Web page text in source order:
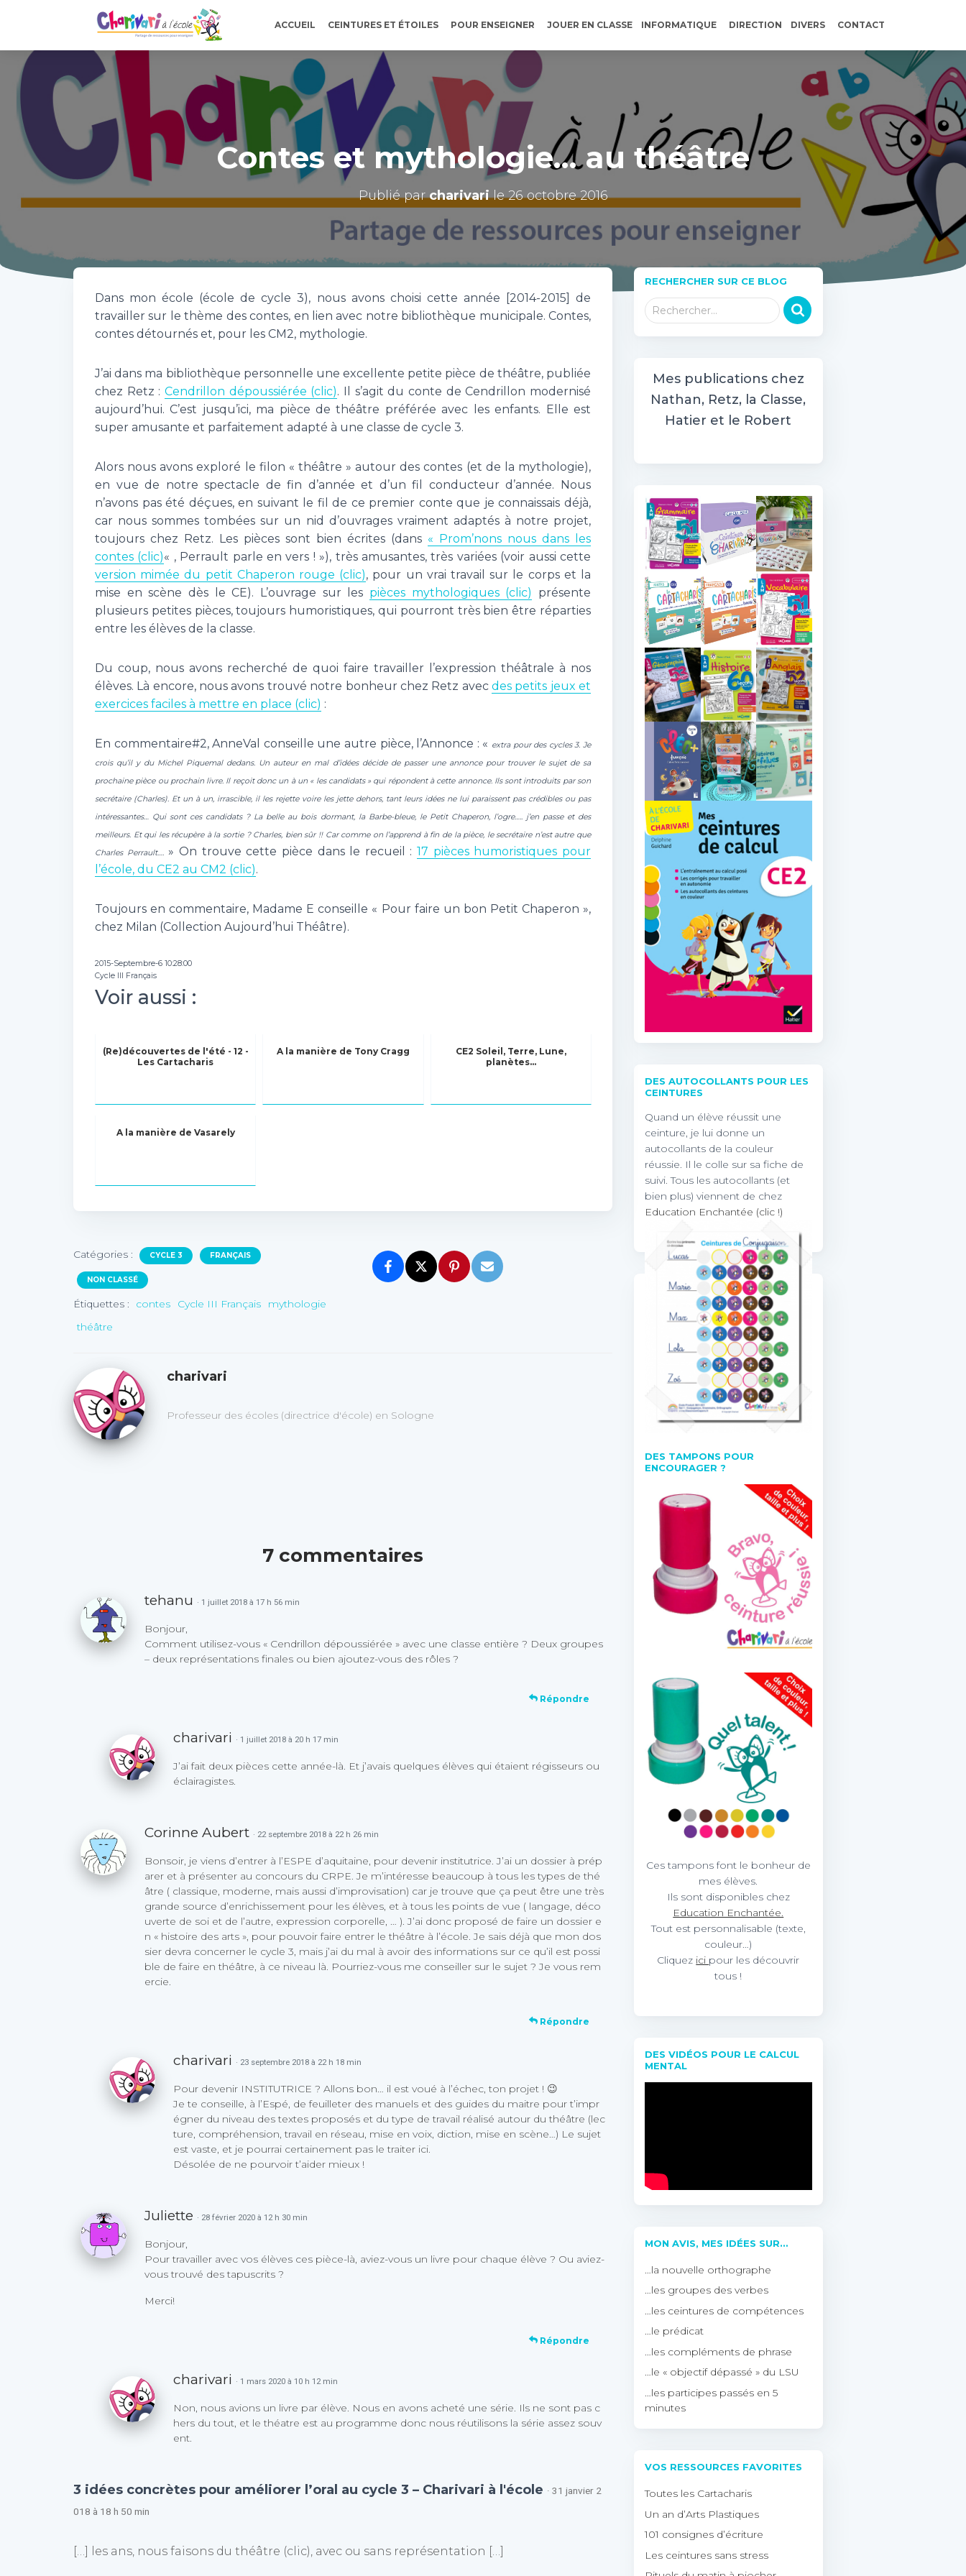
ACCUEIL CEINTURES ET ÉTOILES POUR ENSEIGNER JOUER EN CLASSE INFORMATIQUE DIRECTION DIVERS CONTACT
Contes et mythologie… au théâtre
Publié parcharivarile26 octobre 2016
Dans mon école (école de cycle 3), nous avons choisi cette année [2014-2015] de
travailler sur le thème des contes, en lien avec notre bibliothèque municipale. Contes,
contes détournés et, pour les CM2, mythologie.
J’ai dans ma bibliothèque personnelle une excellente petite pièce de théâtre, publiée
chez Retz : Cendrillon dépoussiérée (clic). Il s’agit du conte de Cendrillon modernisé
aujourd’hui. C’est jusqu’ici, ma pièce de théâtre préférée avec les enfants. Elle est
super amusante et parfaitement adapté à une classe de cycle 3.
Alors nous avons exploré le filon « théâtre » autour des contes (et de la mythologie),
en vue de notre spectacle de fin d’année et d’un fil conducteur d’année. Nous
n’avons pas été déçues, en suivant le fil de ce premier conte que je connaissais déjà,
car nous sommes tombées sur un nid d’ouvrages vraiment adaptés à notre projet,
toujours chez Retz. Les pièces sont bien écrites (dans « Prom’nons nous dans les
contes (clic)« , Perrault parle en vers ! »), très amusantes, très variées (voir aussi cette
version mimée du petit Chaperon rouge (clic), pour un vrai travail sur le corps et la
mise en scène dès le CE). L’ouvrage sur les pièces mythologiques (clic)
présente
plusieurs petites pièces, toujours humoristiques, qui pourront très bien être réparties
entre les élèves de la classe.
Du coup, nous avons recherché de quoi faire travailler l’expression théâtrale à nos
élèves. Là encore, nous avons trouvé notre bonheur chez Retz avec des petits jeux et
exercices faciles à mettre en place (clic) :
En commentaire#2, AnneVal conseille une autre pièce, l’Annonce : « extra pour des cycles 3. Je
crois qu’il y du Michel Piquemal dedans. Un auteur en mal d’idées décide de passer une annonce pour trouver le sujet de sa
prochaine pièce ou prochain livre. Il reçoit donc un à un « les candidats » qui répondent à cette annonce. Ils sont introduits par son
secrétaire (Charles). Et un à un, irrascible, il les rejette voire les jette dehors, tant leurs idées ne lui paraissent pas crédibles ou pas
intéressantes… Qui sont ces candidats ? La belle au bois dormant, la Barbe-bleue, le Petit Chaperon, l’ogre….. j’en passe et des
meilleurs. Et qui les récupère à la sortie ? Charles, bien sûr !! Car comme on l’apprend à fin de la pièce, le secrétaire n’est autre que
Charles Perrault….» On trouve cette pièce dans le recueil :17 pièces humoristiques pour
l’école, du CE2 au CM2 (clic).
Toujours en commentaire, Madame E conseille « Pour faire un bon Petit Chaperon »,
chez Milan (Collection Aujourd’hui Théâtre).
2015-Septembre-6 10:28:00
Cycle III Français
Voir aussi :
(Re)découvertes de l'été - 12 -
Les Cartacharis
A la manière de Tony Cragg
CE2 Soleil, Terre, Lune,
planètes...
A la manière de Vasarely
Catégories : CYCLE 3 FRANÇAIS
NON CLASSÉ
Étiquettes : contes Cycle III Français
mythologie
théâtre
charivari
Professeur des écoles (directrice d'école) en Sologne
7 commentaires
tehanu · 1 juillet 2018 à 17 h 56 min
Bonjour,
Comment utilisez-vous « Cendrillon dépoussiérée » avec une classe entière ? Deux groupes
– deux représentations finales ou bien ajoutez-vous des rôles ?
Répondre
charivari · 1 juillet 2018 à 20 h 17 min
J’ai fait deux pièces cette année-là. Et j’avais quelques élèves qui étaient régisseurs ou
éclairagistes.
Corinne Aubert · 22 septembre 2018 à 22 h 26 min
Bonsoir, je viens d’entrer à l’ESPE d’aquitaine, pour devenir institutrice. J’ai un dossier à prép
arer et à présenter au concours du CRPE. Je m’intéresse beaucoup à tous les types de thé
âtre ( classique, moderne, mais aussi d’improvisation) car je trouve que ça peut être une très
grande source d’enrichissement pour les élèves, et à tous les points de vue ( langage, déco
uverte de soi et de l’autre, expression corporelle, … ). J’ai donc proposé de faire un dossier e
n « histoire des arts », pour pouvoir faire entrer le théâtre à l’école. Je sais déjà que mon dos
sier devra concerner le cycle 3, mais j’ai du mal à avoir des informations sur ce qu’il est possi
ble de faire en théâtre, à ce niveau là. Pourriez-vous me conseiller sur le sujet ? Je vous rem
ercie.
Répondre
charivari · 23 septembre 2018 à 22 h 18 min
Pour devenir INSTITUTRICE ? Allons bon… il est voué à l’échec, ton projet ! 😉
Je te conseille, à l’Espé, de feuilleter des manuels et des guides du maitre pour t’impr
égner du niveau des textes proposés et du type de travail réalisé autour du théâtre (lec
ture, compréhension, travail en réseau, mise en voix, diction, mise en scène…) Le sujet
est vaste, et je pourrai certainement pas le traiter ici.
Désolée de ne pourvoir t’aider mieux !
Juliette · 28 février 2020 à 12 h 30 min
Bonjour,
Pour travailler avec vos élèves ces pièce-là, aviez-vous un livre pour chaque élève ? Ou aviez-
vous trouvé des tapuscrits ?
Merci!
Répondre
charivari · 1 mars 2020 à 10 h 12 min
Non, nous avions un livre par élève. Nous en avons acheté une série. Ils ne sont pas c
hers du tout, et le théatre est au programme donc nous réutilisons la série assez souv
ent.
3 idées concrètes pour améliorer l’oral au cycle 3 – Charivari à l'école · 31 janvier 2
018 à 18 h 50 min
[…] les ans, nous faisons du théâtre (clic), avec ou sans représentation […]
RECHERCHER SUR CE BLOG
R Rechercher…
Mes publications chez
Nathan, Retz, la Classe,
Hatier et le Robert
DES AUTOCOLLANTS POUR LES
CEINTURES
Quand un élève réussit une
ceinture, je lui donne un
autocollants de la couleur
réussie. Il le colle sur sa fiche de
suivi. Tous les autocollants (et
bien plus) viennent de chez
Education Enchantée (clic !)
DES TAMPONS POUR
ENCOURAGER ?
Ces tampons font le bonheur de
mes élèves.
Ils sont disponibles chez
Education Enchantée.
Tout est personnalisable (texte,
couleur…)
Cliquez ici pour les découvrir
tous !
DES VIDÉOS POUR LE CALCUL
MENTAL
MON AVIS, MES IDÉES SUR…
…la nouvelle orthographe
…les groupes des verbes
…les ceintures de compétences
…le prédicat
…les compléments de phrase
…le « objectif dépassé » du LSU
…les participes passés en 5
minutes
VOS RESSOURCES FAVORITES
Toutes les Cartacharis
Un an d’Arts Plastiques
101 consignes d’écriture
Les ceintures sans stress